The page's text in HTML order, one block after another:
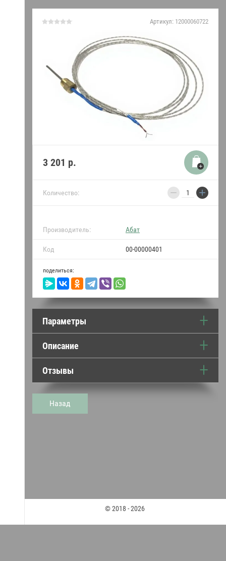
Гастроёмкости решетки
Запчасти к механическому
оборудованию Абат
термопреобразователи
Пружины для Абат
Индукция Абат
Артикул: 12000060722
3 201 р.
Количество: − +
Производитель: Абат
Код 00-00000401
поделиться:
Параметры
Описание
Отзывы
Назад
© 2018 - 2026